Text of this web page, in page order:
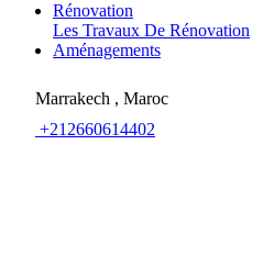
Rénovation
Les Travaux De Rénovation
Aménagements
Marrakech , Maroc
+212660614402